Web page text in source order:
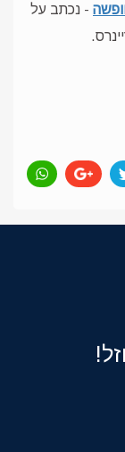
- נכתב על